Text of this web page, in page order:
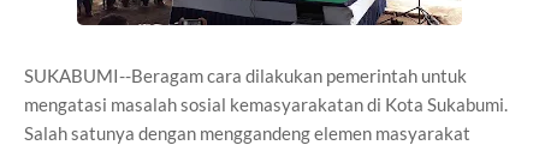
SUKABUMI--Beragam cara dilakukan pemerintah untuk
mengatasi masalah sosial kemasyarakatan di Kota Sukabumi.
Salah satunya dengan menggandeng elemen masyarakat